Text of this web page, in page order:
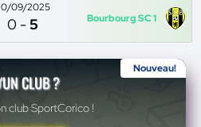
09/2025
0 -5 Bourbourg SC 1
Nouveau!
CLUB ?
club SportCorico !